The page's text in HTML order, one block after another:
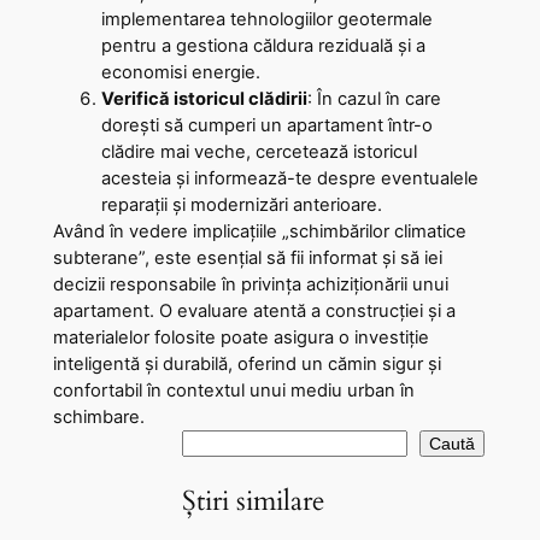
implementarea tehnologiilor geotermale
pentru a gestiona căldura reziduală și a
economisi energie.
Verifică istoricul clădirii: În cazul în care
dorești să cumperi un apartament într-o
clădire mai veche, cercetează istoricul
acesteia și informează-te despre eventualele
reparații și modernizări anterioare.
Având în vedere implicațiile „schimbărilor climatice
subterane”, este esențial să fii informat și să iei
decizii responsabile în privința achiziționării unui
apartament. O evaluare atentă a construcției și a
materialelor folosite poate asigura o investiție
inteligentă și durabilă, oferind un cămin sigur și
confortabil în contextul unui mediu urban în
schimbare.
u
Caută
Știri similare